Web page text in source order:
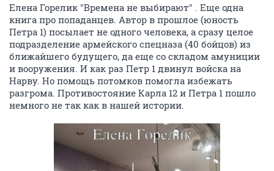
Елена Горелик "Времена не выбирают" . Еще одна
книга про попаданцев. Автор в прошлое (юность
Петра 1) посылает не одного человека, а сразу целое
подразделение армейского спецназа (40 бойцов) из
ближайшего будущего, да еще со складом амуниции
и вооружения. И как раз Петр 1 двинул войска на
Нарву. Но помощь потомков помогла избежать
разгрома. Противостояние Карла 12 и Петра 1 пошло
немного не так как в нашей истории.